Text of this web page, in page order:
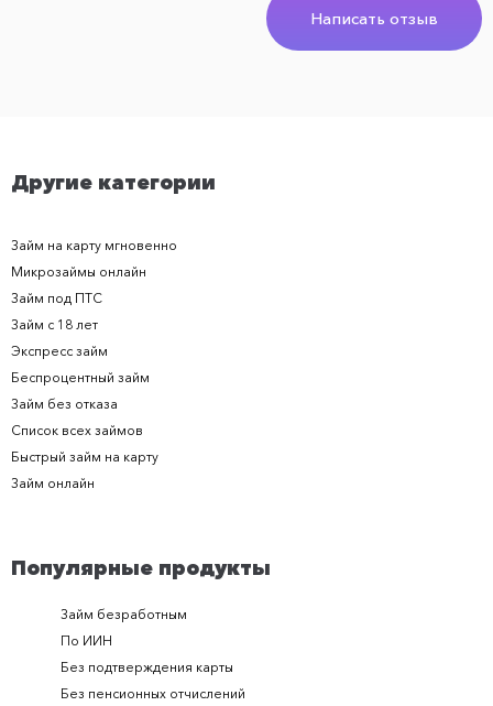
Написать отзыв
Другие категории
Займ на карту мгновенно
Микрозаймы онлайн
Займ под ПТС
Займ с 18 лет
Экспресс займ
Беспроцентный займ
Займ без отказа
Список всех займов
Быстрый займ на карту
Займ онлайн
Популярные продукты
Займ безработным
По ИИН
Без подтверждения карты
Без пенсионных отчислений